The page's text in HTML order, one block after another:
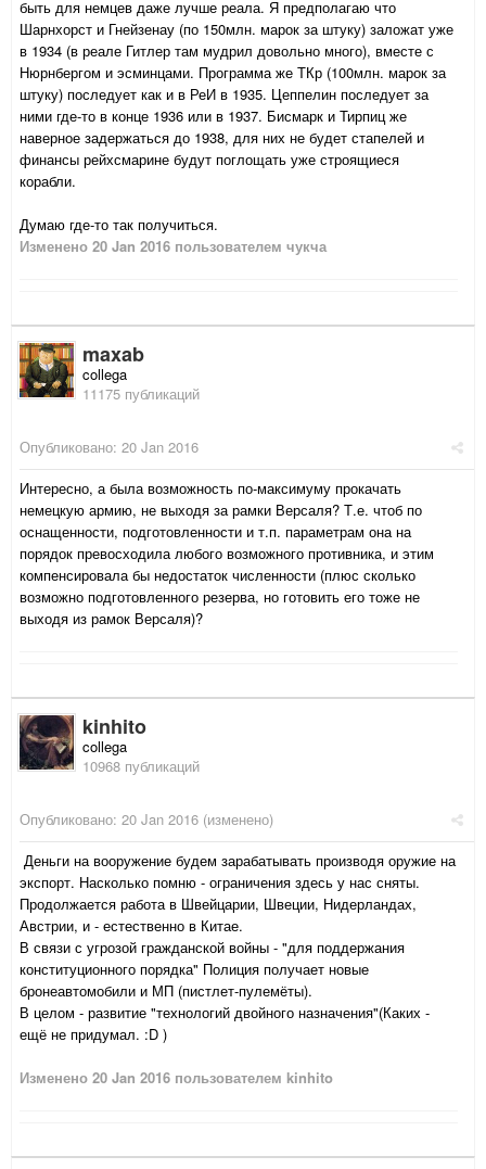
быть для немцев даже лучше реала. Я предполагаю что
Шарнхорст и Гнейзенау (по 150млн. марок за штуку) заложат уже
в 1934 (в реале Гитлер там мудрил довольно много), вместе с
Нюрнбергом и эсминцами. Программа же ТКр (100млн. марок за
штуку) последует как и в РеИ в 1935. Цеппелин последует за
ними где-то в конце 1936 или в 1937. Бисмарк и Тирпиц же
наверное задержаться до 1938, для них не будет стапелей и
финансы рейхсмарине будут поглощать уже строящиеся
корабли.
Думаю где-то так получиться.
Изменено 20 Jan 2016 пользователем чукча
maxab
collega
11175 публикаций
Опубликовано: 20 Jan 2016
Интересно, а была возможность по-максимуму прокачать
немецкую армию, не выходя за рамки Версаля? Т.е. чтоб по
оснащенности, подготовленности и т.п. параметрам она на
порядок превосходила любого возможного противника, и этим
компенсировала бы недостаток численности (плюс сколько
возможно подготовленного резерва, но готовить его тоже не
выходя из рамок Версаля)?
kinhito
collega
10968 публикаций
Опубликовано: 20 Jan 2016 (изменено)
Деньги на вооружение будем зарабатывать производя оружие на
экспорт. Насколько помню - ограничения здесь у нас сняты.
Продолжается работа в Швейцарии, Швеции, Нидерландах,
Австрии, и - естественно в Китае.
В связи с угрозой гражданской войны - "для поддержания
конституционного порядка" Полиция получает новые
бронеавтомобили и МП (пистлет-пулемёты).
В целом - развитие "технологий двойного назначения"(Каких -
ещё не придумал. :D )
Изменено 20 Jan 2016 пользователем kinhito